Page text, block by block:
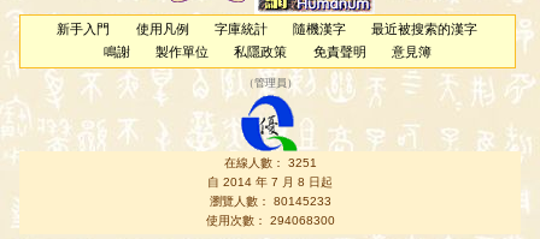
新手入門 使用凡例 字庫統計 隨機漢字
最近被搜索的漢字
鳴謝
製作單位 私隱政策 免責聲明 意見簿
（管理員 ）
在線人數： 3251
自 2014 年 7 月 8 日起
瀏覽人數： 80145233
使用次數： 294068300